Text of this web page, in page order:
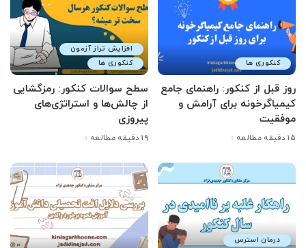
کنکوری ها
روز قبل از کنکور: راهنمای جامع
کیمیاگرخونه برای آرامش و
موفقیت
15 دقیقه مطالعه
افزایش تراز آزمون
کنکوری ها
سطح سوالات کنکور: رمزگشایی
از چالش‌ها و استراتژی‌های
پیروزی
19 دقیقه مطالعه
درمان استرس